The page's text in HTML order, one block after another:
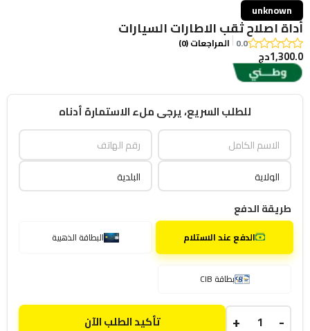
unknown
أداة اصلاح ثقب الاطارات السيارات
0.0 المراجعات (0)
1,300.0دج
للطلب السريع، يرجى ملء الاستمارة أدناه
طريقة الدفع
الدفع عند الاستلام البطاقة الذهبية
بطاقة CIB
-
+ تأكيد الطلب الآن